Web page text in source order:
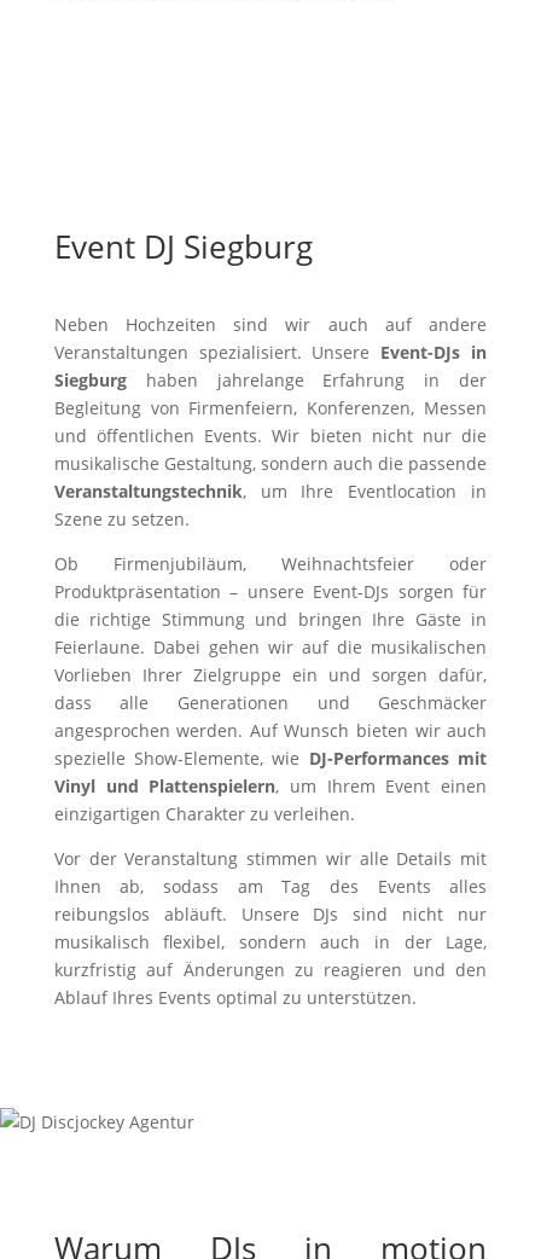
Event DJ Siegburg
Neben Hochzeiten sind wir auch auf andere
Veranstaltungen spezialisiert. Unsere Event-DJs in
Siegburg haben jahrelange Erfahrung in der
Begleitung von Firmenfeiern, Konferenzen, Messen
und öffentlichen Events. Wir bieten nicht nur die
musikalische Gestaltung, sondern auch die passende
Veranstaltungstechnik, um Ihre Eventlocation in
Szene zu setzen.
Ob Firmenjubiläum, Weihnachtsfeier oder
Produktpräsentation – unsere Event-DJs sorgen für
die richtige Stimmung und bringen Ihre Gäste in
Feierlaune. Dabei gehen wir auf die musikalischen
Vorlieben Ihrer Zielgruppe ein und sorgen dafür,
dass alle Generationen und Geschmäcker
angesprochen werden. Auf Wunsch bieten wir auch
spezielle Show-Elemente, wie DJ-Performances mit
Vinyl und Plattenspielern, um Ihrem Event einen
einzigartigen Charakter zu verleihen.
Vor der Veranstaltung stimmen wir alle Details mit
Ihnen ab, sodass am Tag des Events alles
reibungslos abläuft. Unsere DJs sind nicht nur
musikalisch flexibel, sondern auch in der Lage,
kurzfristig auf Änderungen zu reagieren und den
Ablauf Ihres Events optimal zu unterstützen.
Warum DJs in motion